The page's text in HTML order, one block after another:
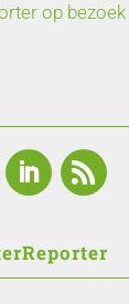
op bezoek